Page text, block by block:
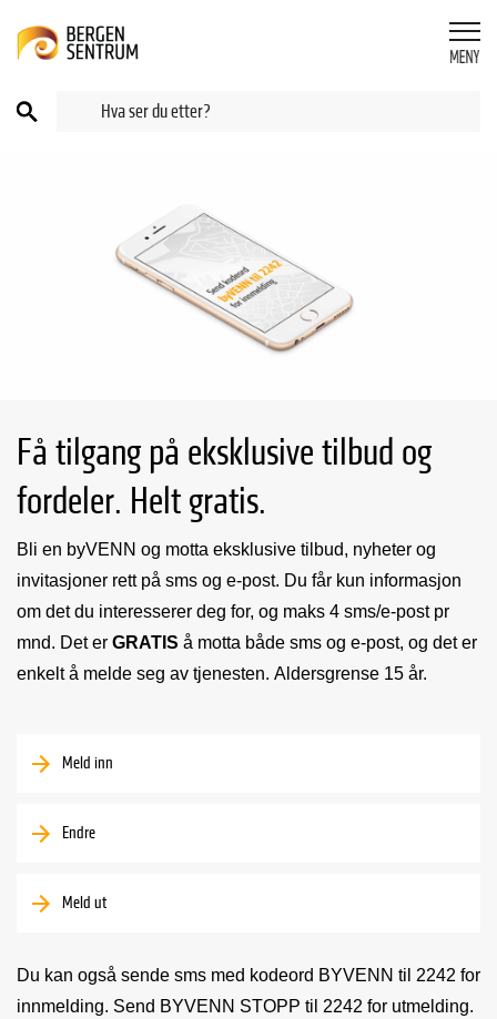
Få tilgang på eksklusive tilbud og
fordeler. Helt gratis.
Bli en byVENN og motta eksklusive tilbud, nyheter og
invitasjoner rett på sms og e-post. Du får kun informasjon
om det du interesserer deg for, og maks 4 sms/e-post pr
mnd. Det er GRATIS å motta både sms og e-post, og det er
enkelt å melde seg av tjenesten. Aldersgrense 15 år.
Meld inn
Endre
Meld ut
Du kan også sende sms med kodeord BYVENN til 2242 for
innmelding. Send BYVENN STOPP til 2242 for utmelding.